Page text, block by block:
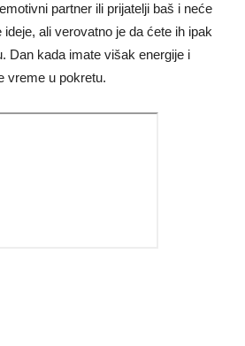
partner ili prijatelji baš i neće
ali verovatno je da ćete ih ipak
Dan kada imate višak energije i
vreme u pokretu.